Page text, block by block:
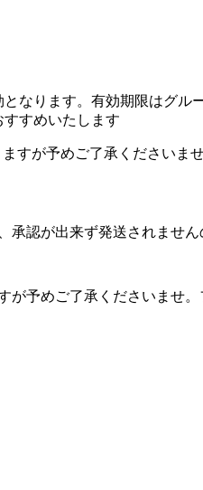
なります。有効期限はグル
すめいたします
すが予めご了承くださいま
認が出来ず発送されません
予めご了承くださいませ